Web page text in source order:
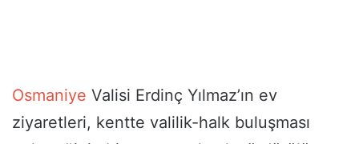
Osmaniye Valisi Erdinç Yılmaz’ın ev
ziyaretleri, kentte valilik-halk buluşması